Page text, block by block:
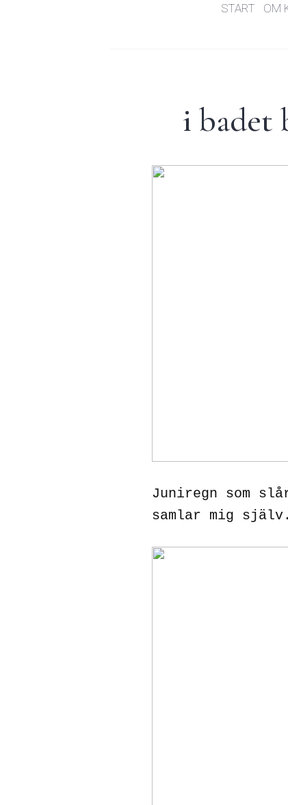
START OM
i badet
Juniregn som
samlar mig